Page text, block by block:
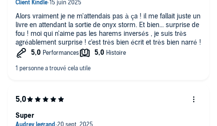
Alors vraiment je ne m'attendais pas à ça ! il me fallait juste un
livre en attendant la sortie de onyx storm. Et bien... surprise de
fou ! moi qui n'aime pas les harems inversés , je suis très
agréablement surprise ! c'est très bien écrit et très bien narré !
Super